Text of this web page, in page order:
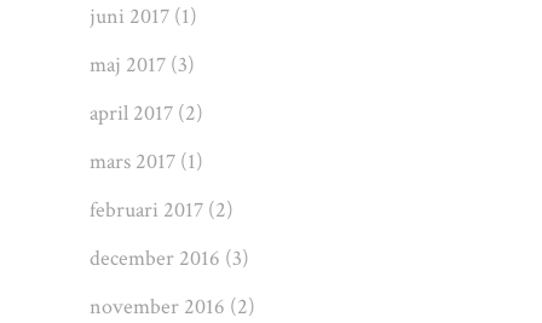
juni 2017 (1)
maj 2017 (3)
april 2017 (2)
mars 2017 (1)
februari 2017 (2)
december 2016 (3)
november 2016 (2)